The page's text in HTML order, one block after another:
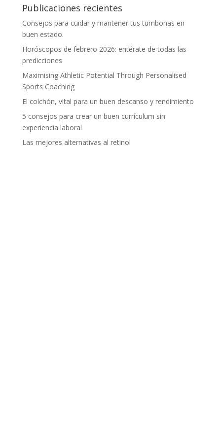
Publicaciones recientes
Consejos para cuidar y mantener tus tumbonas en
buen estado.
Horóscopos de febrero 2026: entérate de todas las
predicciones
Maximising Athletic Potential Through Personalised
Sports Coaching
El colchón, vital para un buen descanso y rendimiento
5 consejos para crear un buen currículum sin
experiencia laboral
Las mejores alternativas al retinol